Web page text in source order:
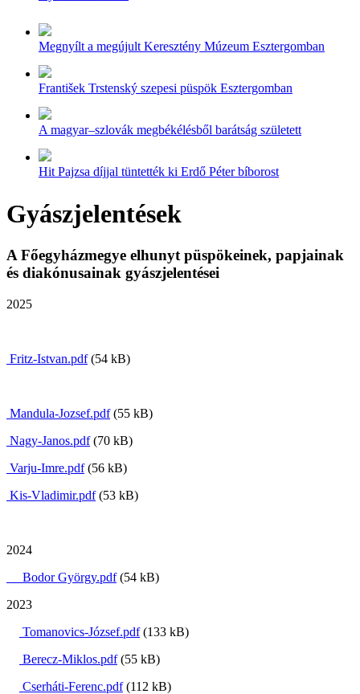
Megnyílt a megújult Keresztény Múzeum Esztergomban
František Trstenský szepesi püspök Esztergomban
A magyar–szlovák megbékélésből barátság született
Hit Pajzsa díjjal tüntették ki Erdő Péter bíborost
Gyászjelentések
A Főegyházmegye elhunyt püspökeinek, papjainak
és diakónusainak gyászjelentései
2025
Fritz-Istvan.pdf(54 kB)
Mandula-Jozsef.pdf(55 kB)
Nagy-Janos.pdf(70 kB)
Varju-Imre.pdf(56 kB)
Kis-Vladimir.pdf(53 kB)
2024
Bodor György.pdf(54 kB)
2023
Tomanovics-József.pdf(133 kB)
Berecz-Miklos.pdf(55 kB)
Cserháti-Ferenc.pdf(112 kB)